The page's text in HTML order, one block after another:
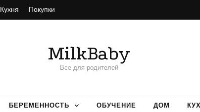
Кухня Покупки
MilkBaby
Все для родителей
БЕРЕМЕННОСТЬ ОБУЧЕНИЕ ДОМ